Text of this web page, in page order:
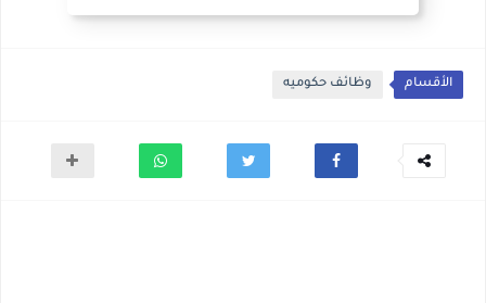
الأقسام وظائف حكوميه